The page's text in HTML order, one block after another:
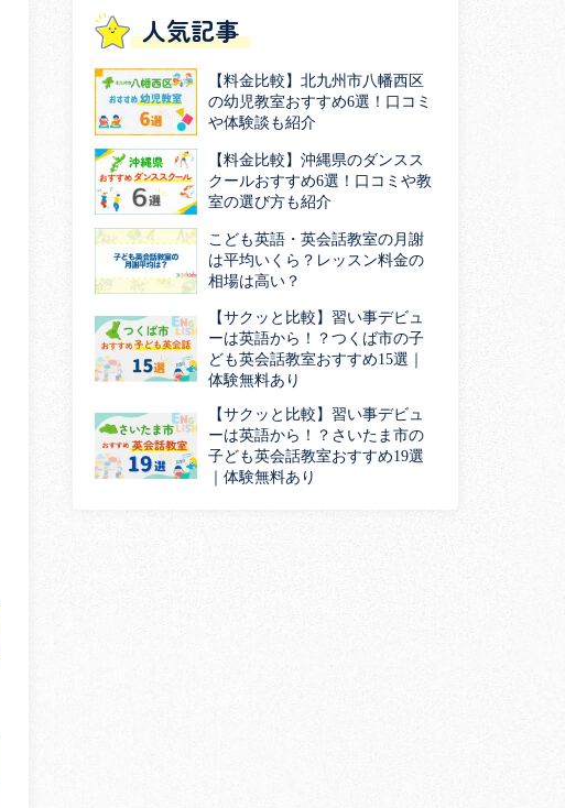
人気記事
【料金比較】北九州市八幡西区
の幼児教室おすすめ6選！口コミ
や体験談も紹介
【料金比較】沖縄県のダンスス
クールおすすめ6選！口コミや教
室の選び方も紹介
こども英語・英会話教室の月謝
は平均いくら？レッスン料金の
相場は高い？
【サクッと比較】習い事デビュ
ーは英語から！？つくば市の子
ども英会話教室おすすめ15選｜
体験無料あり
【サクッと比較】習い事デビュ
ーは英語から！？さいたま市の
子ども英会話教室おすすめ19選
｜体験無料あり